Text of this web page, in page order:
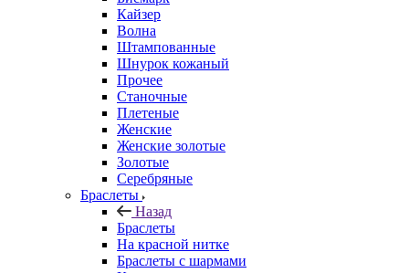
Кайзер
Волна
Штампованные
Шнурок кожаный
Прочее
Станочные
Плетеные
Женские
Женские золотые
Золотые
Серебряные
Браслеты
Назад
Браслеты
На красной нитке
Браслеты с шармами